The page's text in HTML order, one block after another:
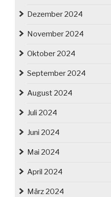
Dezember 2024
November 2024
Oktober 2024
September 2024
August 2024
Juli 2024
Juni 2024
Mai 2024
April 2024
März 2024